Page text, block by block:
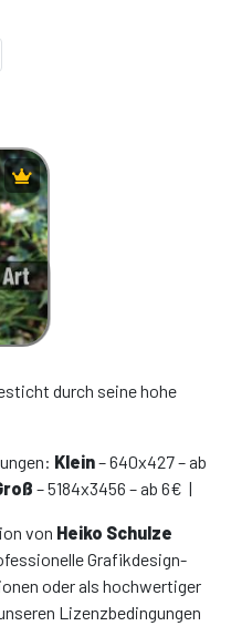
durch seine hohe
Klein– 640x427 – ab
– 5184x3456 – ab 6€ |
von Heiko Schulze
Grafikdesign-
oder als hochwertiger
Lizenzbedingungen